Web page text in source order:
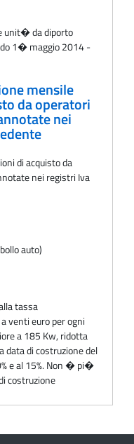
unit� da diporto
1� maggio 2014 -
mensile
da operatori
nei
di acquisto da
nei registri Iva
auto)
tassa
venti euro per ogni
a 185 Kw, ridotta
data di costruzione del
e al 15%. Non � pi�
costruzione